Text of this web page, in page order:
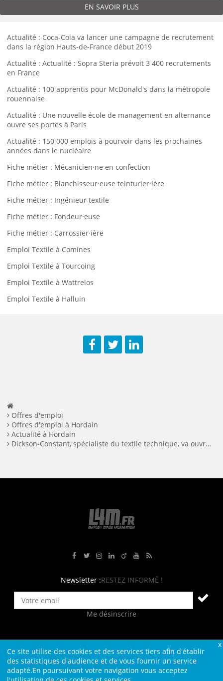
Ce site utilise des cookies et des services tiers afin d'établir
des statistiques d'audience et de vous fournir un service
adapté.En poursuivant votre navigation vous acceptez
EN SAVOIR PLUS
Actualité : Coca-Cola va lancer une campagne de recrutement
dans la région Hauts-de-France début 2019
Actualité : Actualité : Sopra Steria prévoit 3 400 recrutements
en France
Actualité : 100 apprentis pour McDonald's dans la métropole
rouennaise
Actualité : Une nouvelle école de management en alternance
ouvre ses portes à Paris
Actualité : 150 000 emplois à pourvoir dans les prochaines
années dans le nucléaire
Fiche métier : Mécanicien·ne en confection
Fiche métier : Blanchisseur·euse teinturier·ière
Fiche métier : Ingénieur textile
Fiche métier : Fondeur·euse
Fiche métier : Carrossier·ière
Emploi Textile à Comines
Emploi Textile à Tourcoing
Emploi Textile à Wattrelos
Emploi Textile à Halluin
Offres d'emploi
Offres d'emploi à Hordain
Actualité à Hordain
Dickson-Constant, spécialiste du textile technique, va ouvrir un nouveau site à Hordain
Newsletter :RESTEZ INFORMÉ !
Me désinscrire
Contact Plan du site Qui sommes-nous ?
Liens
Charte L4M
Conditions Générales